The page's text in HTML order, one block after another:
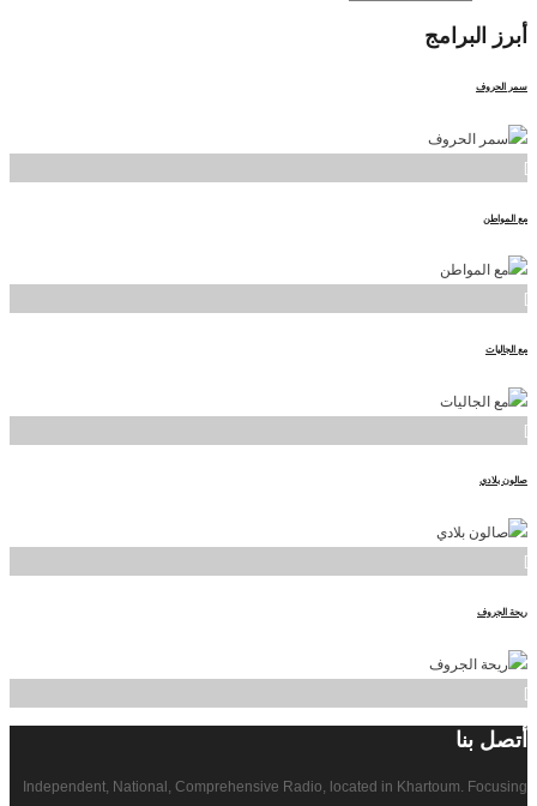
أبرز البرامج
سمر الحروف
]
مع المواطن
]
مع الجاليات
]
صالون بلادي
]
ريحة الجروف
]
أتصل بنا
Independent, National, Comprehensive Radio, located in Khartoum. Focusing